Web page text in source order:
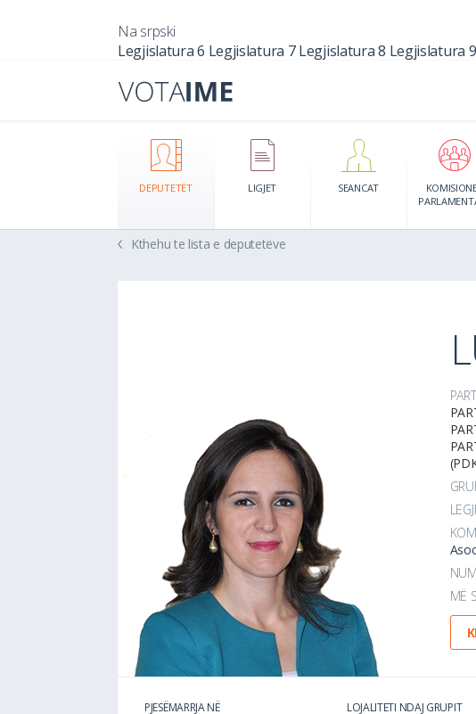
Na srpski
Legjislatura 6 Legjislatura 7 Legjislatura 8 Legjislatura 9
DEPUTETËT LIGJET SEANCAT
Kthehu te lista e deputetëve
MË
PJESËMARRJA NË
LOJALITETI NDAJ GRUPIT